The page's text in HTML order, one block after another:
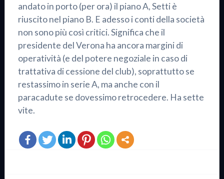
andato in porto (per ora) il piano A, Setti è
riuscito nel piano B. E adesso i conti della società
non sono più così critici. Significa che il
presidente del Verona ha ancora margini di
operatività (e del potere negoziale in caso di
trattativa di cessione del club), soprattutto se
restassimo in serie A, ma anche con il
paracadute se dovessimo retrocedere. Ha sette
vite.